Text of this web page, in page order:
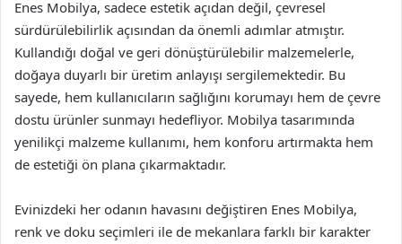
Enes Mobilya, sadece estetik açıdan değil, çevresel
sürdürülebilirlik açısından da önemli adımlar atmıştır.
Kullandığı doğal ve geri dönüştürülebilir malzemelerle,
doğaya duyarlı bir üretim anlayışı sergilemektedir. Bu
sayede, hem kullanıcıların sağlığını korumayı hem de çevre
dostu ürünler sunmayı hedefliyor. Mobilya tasarımında
yenilikçi malzeme kullanımı, hem konforu artırmakta hem
de estetiği ön plana çıkarmaktadır.
Evinizdeki her odanın havasını değiştiren Enes Mobilya,
renk ve doku seçimleri ile de mekanlara farklı bir karakter